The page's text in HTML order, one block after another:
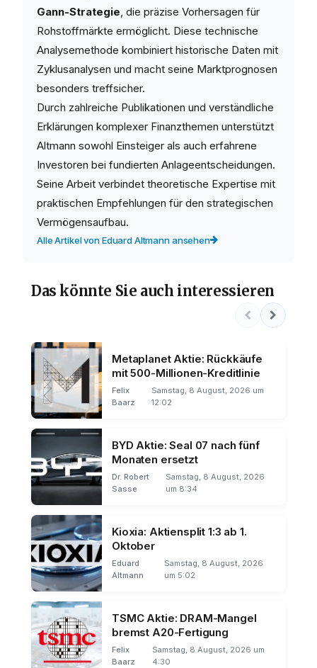
Gann-Strategie , die präzise Vorhersagen für
Rohstoffmärkte ermöglicht. Diese technische
Analysemethode kombiniert historische Daten mit
Zyklusanalysen und macht seine Marktprognosen
besonders treffsicher.
Durch zahlreiche Publikationen und verständliche
Erklärungen komplexer Finanzthemen unterstützt
Altmann sowohl Einsteiger als auch erfahrene
Investoren bei fundierten Anlageentscheidungen.
Seine Arbeit verbindet theoretische Expertise mit
praktischen Empfehlungen für den strategischen
Vermögensaufbau.
Alle Artikel von Eduard Altmann ansehen
Das könnte Sie auch interessieren
Metaplanet Aktie: Rückkäufe
mit 500-Millionen-Kreditlinie
Felix
Baarz
Samstag, 8 August, 2026 um
12:02
BYD Aktie: Seal 07 nach fünf
Monaten ersetzt
Dr. Robert
Sasse
Samstag, 8 August, 2026
um 8:34
Kioxia: Aktiensplit 1:3 ab 1.
Oktober
Eduard
Altmann
Samstag, 8 August, 2026
um 5:02
TSMC Aktie: DRAM-Mangel
bremst A20-Fertigung
Felix
Baarz
Samstag, 8 August, 2026 um
4:30